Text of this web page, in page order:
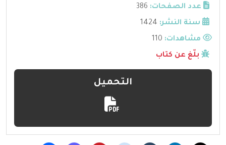
عدد الصفحات: 386
سنة النشر: 1424
مشاهدات:
بلّغ عن كتاب
التحميل